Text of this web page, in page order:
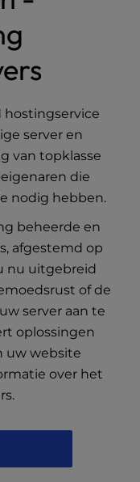
hostingservice
server en
van topklasse
die
nodig hebben.
beheerde en
afgestemd op
nu uitgebreid
of de
server aan te
oplossingen
uw website
over het
.